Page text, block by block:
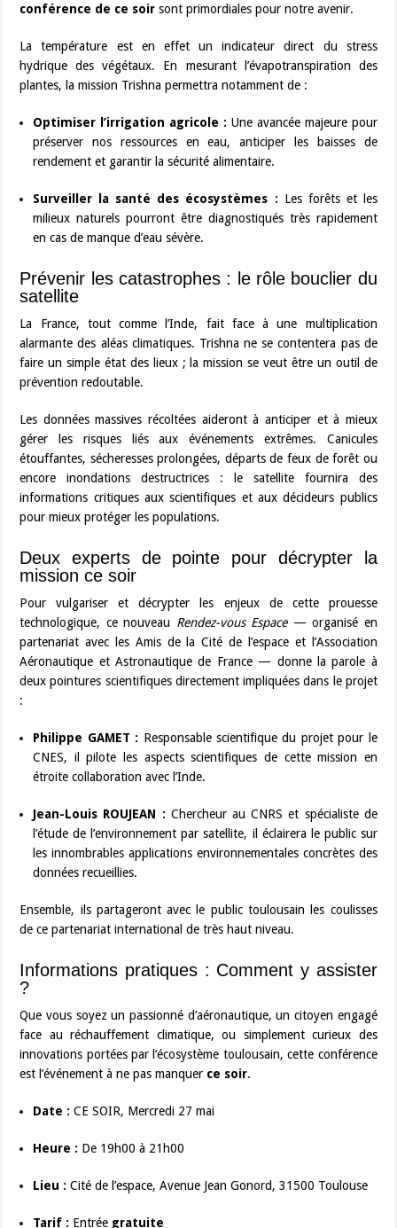
conférence de ce soir sont primordiales pour notre avenir.
La température est en effet un indicateur direct du stress
hydrique des végétaux. En mesurant l’évapotranspiration des
plantes, la mission Trishna permettra notamment de :
Optimiser l’irrigation agricole : Une avancée majeure pour
préserver nos ressources en eau, anticiper les baisses de
rendement et garantir la sécurité alimentaire.
Surveiller la santé des écosystèmes : Les forêts et les
milieux naturels pourront être diagnostiqués très rapidement
en cas de manque d’eau sévère.
Prévenir les catastrophes : le rôle bouclier du
satellite
La France, tout comme l’Inde, fait face à une multiplication
alarmante des aléas climatiques. Trishna ne se contentera pas de
faire un simple état des lieux ; la mission se veut être un outil de
prévention redoutable.
Les données massives récoltées aideront à anticiper et à mieux
gérer les risques liés aux événements extrêmes. Canicules
étouffantes, sécheresses prolongées, départs de feux de forêt ou
encore inondations destructrices : le satellite fournira des
informations critiques aux scientifiques et aux décideurs publics
pour mieux protéger les populations.
Deux experts de pointe pour décrypter la
mission ce soir
Pour vulgariser et décrypter les enjeux de cette prouesse
technologique, ce nouveau Rendez-vous Espace— organisé en
partenariat avec les Amis de la Cité de l’espace et l’Association
Aéronautique et Astronautique de France — donne la parole à
deux pointures scientifiques directement impliquées dans le projet
:
Philippe GAMET : Responsable scientifique du projet pour le
CNES, il pilote les aspects scientifiques de cette mission en
étroite collaboration avec l’Inde.
Jean-Louis ROUJEAN : Chercheur au CNRS et spécialiste de
l’étude de l’environnement par satellite, il éclairera le public sur
les innombrables applications environnementales concrètes des
données recueillies.
Ensemble, ils partageront avec le public toulousain les coulisses
de ce partenariat international de très haut niveau.
Informations pratiques : Comment y assister
?
Que vous soyez un passionné d’aéronautique, un citoyen engagé
face au réchauffement climatique, ou simplement curieux des
innovations portées par l’écosystème toulousain, cette conférence
est l’événement à ne pas manquer ce soir.
Date : CE SOIR, Mercredi 27 mai
Heure : De 19h00 à 21h00
Lieu : Cité de l’espace, Avenue Jean Gonord, 31500 Toulouse
Tarif : Entrée gratuite